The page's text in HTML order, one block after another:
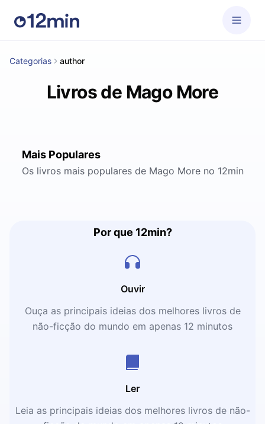
Categorias author
Livros de Mago More
Mais Populares
Os livros mais populares de Mago More no 12min
Por que 12min?
Ouvir
Ouça as principais ideias dos melhores livros de
não-ficção do mundo em apenas 12 minutos
Ler
Leia as principais ideias dos melhores livros de não-